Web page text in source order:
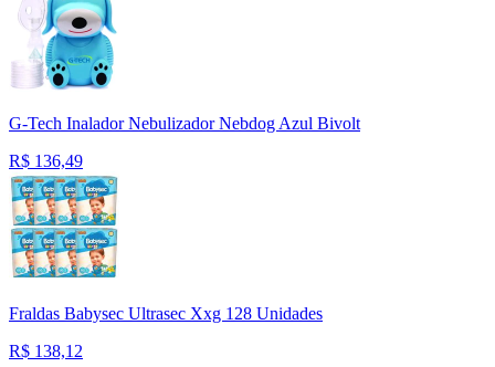
G-Tech Inalador Nebulizador Nebdog Azul Bivolt
R$ 136,49
Fraldas Babysec Ultrasec Xxg 128 Unidades
R$ 138,12